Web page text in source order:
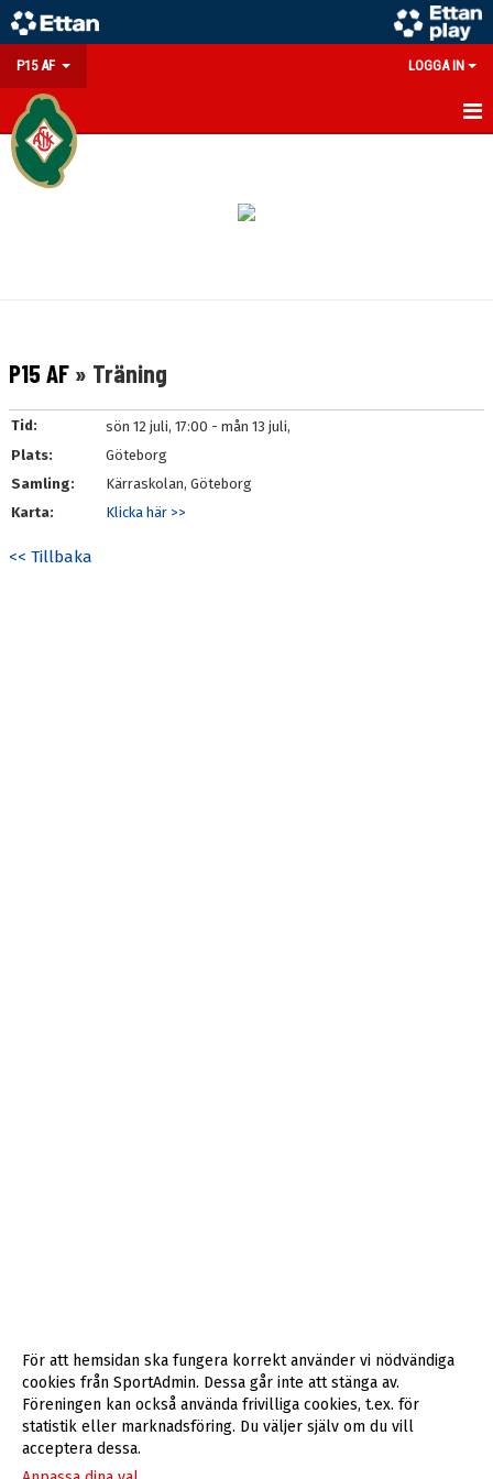
P15 AF LOGGA IN
HEM
KONTAKT
P15 AF » Träning
Tid:
sön 12 juli, 17:00 - mån 13 juli,
Plats:
Göteborg
Samling:
Kärraskolan, Göteborg
Karta:
Klicka här >>
<< Tillbaka
För att hemsidan ska fungera korrekt använder vi nödvändiga
cookies från SportAdmin. Dessa går inte att stänga av.
Föreningen kan också använda frivilliga cookies, t.ex. för
statistik eller marknadsföring. Du väljer själv om du vill
acceptera dessa.